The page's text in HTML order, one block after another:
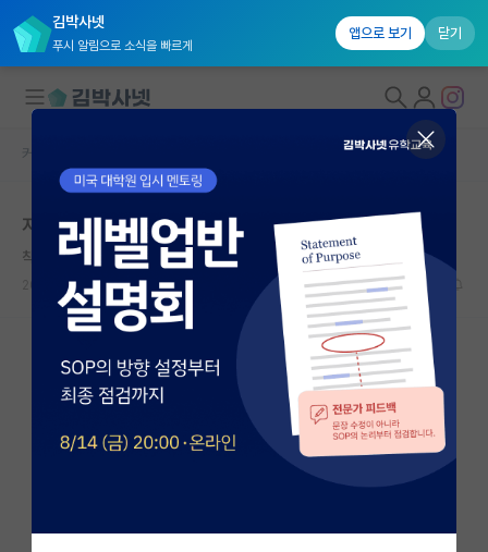
김박사넷
푸시 알림으로 소식을 빠르게
앱으로 보기 닫기
대학원생 모집
국내대학원 정보
연구실&오픈랩
커뮤니티
커뮤니티 홈
전체글보기
베스트 게시판
자유 게시판(아무개랩)
커뮤니티 홈
지방대 학점 3.8 서울대학원
착한 피에르 페르마
2023.10.23 45 21069